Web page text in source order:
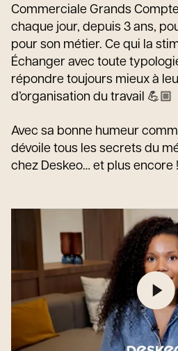
Commerciale Grands
chaque jour, depuis 3 ans,
pour son métier. Ce qui la
Échanger avec toute
répondre toujours mieux à
d’organisation du travail 💪🏼
Avec sa bonne humeur
dévoile tous les secrets du
chez Deskeo… et plus encore